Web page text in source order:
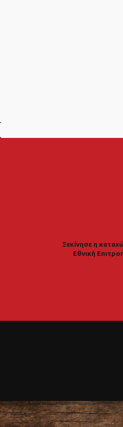
Ξεκίνησε η
Εθνική